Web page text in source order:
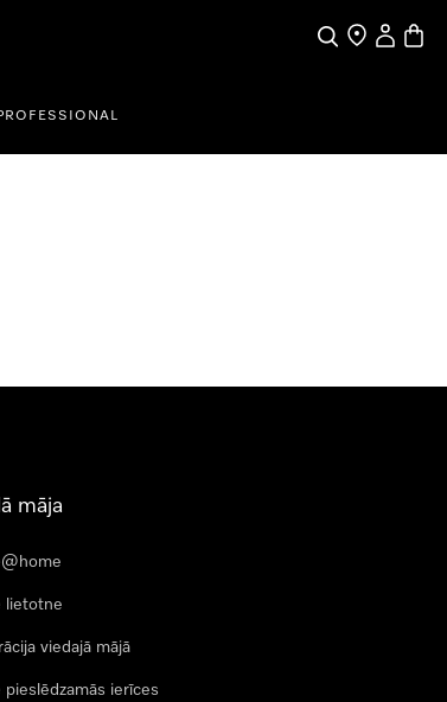
Meklēšana
TirgotājaLietotāja
māja
lietotne
viedajā mājā
pieslēdzamās ierīces